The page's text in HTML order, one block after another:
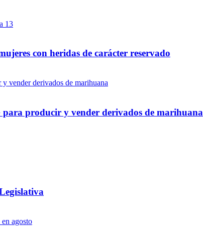
con heridas de carácter reservado
producir y vender derivados de marihuana